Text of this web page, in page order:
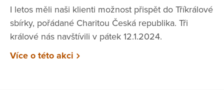
I letos měli naši klienti možnost přispět do Tříkrálové
sbírky, pořádané Charitou Česká republika. Tři
králové nás navštívili v pátek 12.1.2024.
Více o této akci